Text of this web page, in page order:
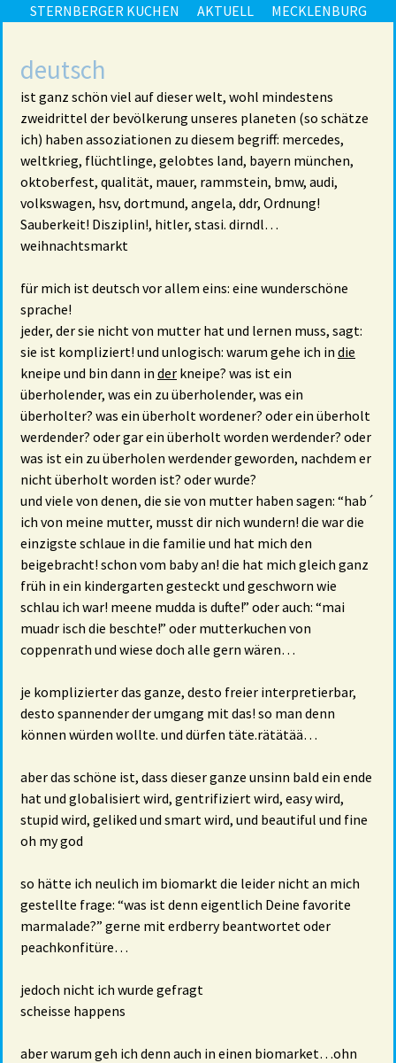
STERNBERGER KUCHEN AKTUELL MECKLENBURG
deutsch
ist ganz schön viel auf dieser welt, wohl mindestens
zweidrittel der bevölkerung unseres planeten (so schätze
ich) haben assoziationen zu diesem begriff: mercedes,
weltkrieg, flüchtlinge, gelobtes land, bayern münchen,
oktoberfest, qualität, mauer, rammstein, bmw, audi,
volkswagen, hsv, dortmund, angela, ddr, Ordnung!
Sauberkeit! Disziplin!, hitler, stasi. dirndl…
weihnachtsmarkt
für mich ist deutsch vor allem eins: eine wunderschöne
sprache!
jeder, der sie nicht von mutter hat und lernen muss, sagt:
sie ist kompliziert! und unlogisch: warum gehe ich in die
kneipe und bin dann in der kneipe? was ist ein
überholender, was ein zu überholender, was ein
überholter? was ein überholt wordener? oder ein überholt
werdender? oder gar ein überholt worden werdender? oder
was ist ein zu überholen werdender geworden, nachdem er
nicht überholt worden ist? oder wurde?
und viele von denen, die sie von mutter haben sagen: “hab´
ich von meine mutter, musst dir nich wundern! die war die
einzigste schlaue in die familie und hat mich den
beigebracht! schon vom baby an! die hat mich gleich ganz
früh in ein kindergarten gesteckt und geschworn wie
schlau ich war! meene mudda is dufte!” oder auch: “mai
muadr isch die beschte!” oder mutterkuchen von
coppenrath und wiese doch alle gern wären…
je komplizierter das ganze, desto freier interpretierbar,
desto spannender der umgang mit das! so man denn
können würden wollte. und dürfen täte.rätätää…
aber das schöne ist, dass dieser ganze unsinn bald ein ende
hat und globalisiert wird, gentrifiziert wird, easy wird,
stupid wird, geliked und smart wird, und beautiful und fine
oh my god
so hätte ich neulich im biomarkt die leider nicht an mich
gestellte frage: “was ist denn eigentlich Deine favorite
marmalade?” gerne mit erdberry beantwortet oder
peachkonfitüre…
jedoch nicht ich wurde gefragt
scheisse happens
aber warum geh ich denn auch in einen biomarket…ohn